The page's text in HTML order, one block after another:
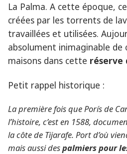
La Palma. A cette époque,
créées par les torrents de
travaillées et utilisées.
absolument inimaginable
maisons dans cette réserve
Petit rappel historique :
La première fois que Porís de
l’histoire, c’est en 1588,
la côte de Tijarafe. Port d’où
mais aussi despalmiers pour